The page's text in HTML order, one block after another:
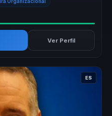
Organizacional
Ver Perfil
ES